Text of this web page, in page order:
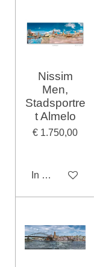
Nissim
Men,
Stadsportre
t Almelo
€ 1.750,00
In winkelwagen